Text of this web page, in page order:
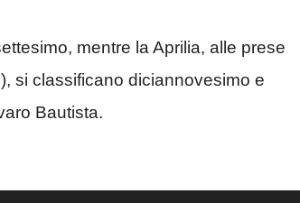
mentre la Aprilia, alle prese
si classificano diciannovesimo e
Bautista.